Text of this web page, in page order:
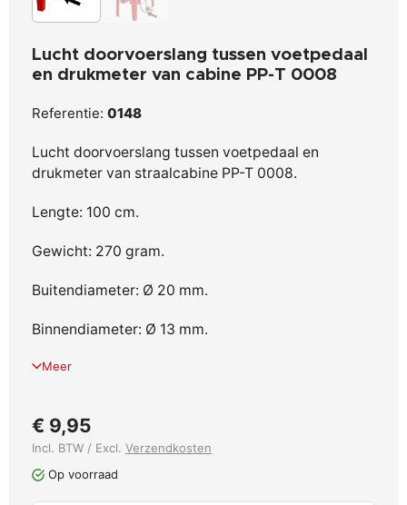
Lucht doorvoerslang tussen voetpedaal
en drukmeter van cabine PP-T 0008
Referentie: 0148
Lucht doorvoerslang tussen voetpedaal en
drukmeter van straalcabine PP-T 0008.
Lengte: 100 cm.
Gewicht: 270 gram.
Buitendiameter: Ø 20 mm.
Binnendiameter: Ø 13 mm.
Meer
€ 9,95
Incl. BTW / Excl. Verzendkosten
Op voorraad